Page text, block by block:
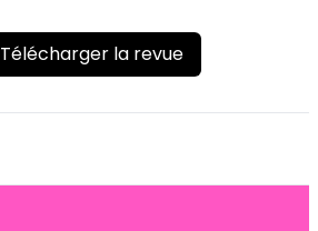
Télécharger la revue